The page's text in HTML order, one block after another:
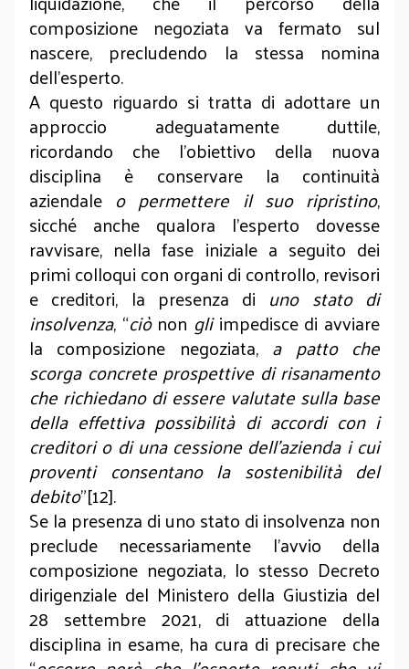
composizione negoziata va fermato sul
nascere, precludendo la stessa nomina
dell’esperto.
A questo riguardo si tratta di adottare un
approccio adeguatamente duttile,
ricordando che l’obiettivo della nuova
disciplina è conservare la continuità
aziendale o permettere il suo ripristino,
sicché anche qualora l’esperto dovesse
ravvisare, nella fase iniziale a seguito dei
primi colloqui con organi di controllo, revisori
e creditori, la presenza di uno stato di
insolvenza, “ciònon gliimpedisce di avviare
la composizione negoziata, a patto che
scorga concrete prospettive di risanamento
che richiedano di essere valutate sulla base
della effettiva possibilità di accordi con i
creditori o di una cessione dell’azienda i cui
proventi consentano la sostenibilità del
debito”[12].
Se la presenza di uno stato di insolvenza non
preclude necessariamente l’avvio della
composizione negoziata, lo stesso Decreto
dirigenziale del Ministero della Giustizia del
28 settembre 2021, di attuazione della
disciplina in esame, ha cura di precisare che